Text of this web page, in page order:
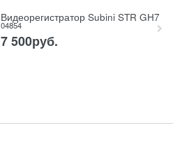
Видеорегистратор Subini STR GH7
04854
7 500руб.